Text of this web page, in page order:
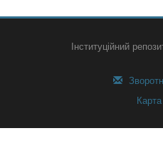
Інституційний